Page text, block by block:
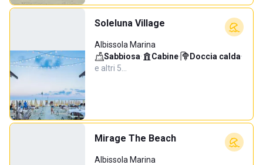
Soleluna Village
Albissola Marina
Sabbiosa· Cabine· Doccia calda·
e altri 5…
Mirage The Beach
Albissola Marina